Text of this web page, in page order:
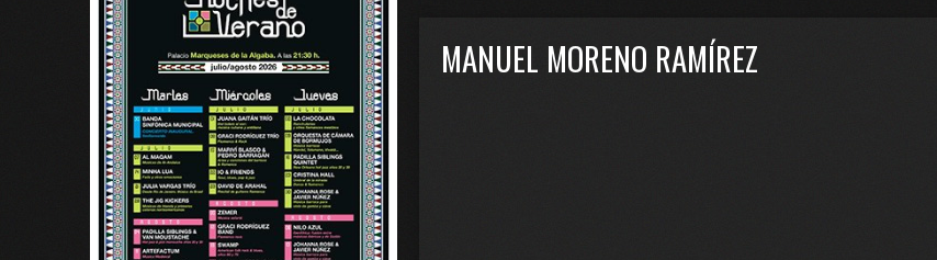
MANUEL MORENO RAMÍREZ